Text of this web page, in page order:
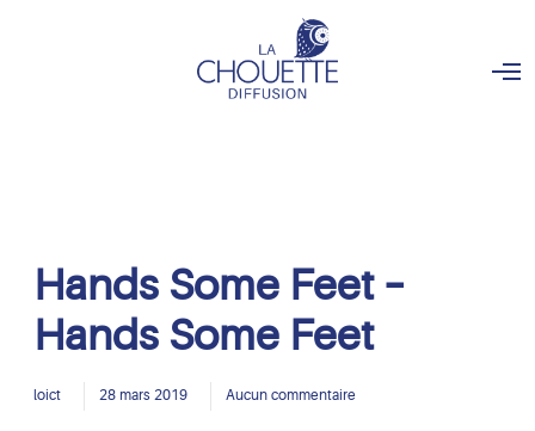
O
Hands Some Feet –
Hands Some Feet
loict 28 mars 2019 Aucun commentaire